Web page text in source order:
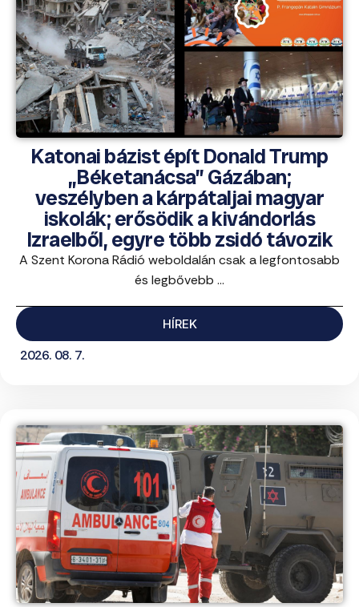
Katonai bázist épít Donald Trump
„Béketanácsa” Gázában;
veszélyben a kárpátaljai magyar
iskolák; erősödik a kivándorlás
Izraelből, egyre több zsidó távozik
A Szent Korona Rádió weboldalán csak a legfontosabb
és legbővebb ...
HÍREK
2026. 08. 7.